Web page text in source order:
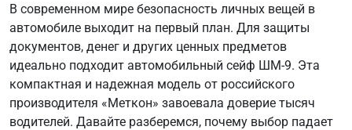
В современном мире безопасность личных вещей в
автомобиле выходит на первый план. Для защиты
документов, денег и других ценных предметов
идеально подходит автомобильный сейф ШМ-9. Эта
компактная и надежная модель от российского
производителя «Меткон» завоевала доверие тысяч
водителей. Давайте разберемся, почему выбор падает